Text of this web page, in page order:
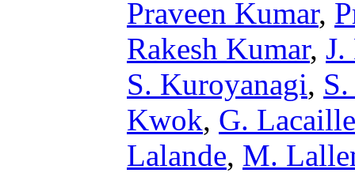
Praveen Kumar,
Rakesh Kumar, J.
S. Kuroyanagi,
Kwok, G. Lacaille
Lalande, M.